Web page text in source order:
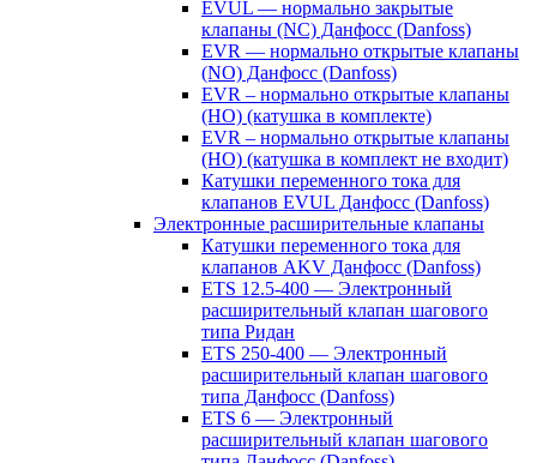
EVUL — нормально закрытые
клапаны (NC) Данфосс (Danfoss)
EVR — нормально открытые клапаны
(NO) Данфосс (Danfoss)
EVR – нормально открытые клапаны
(НО) (катушка в комплекте)
EVR – нормально открытые клапаны
(НО) (катушка в комплект не входит)
Катушки переменного тока для
клапанов EVUL Данфосс (Danfoss)
Электронные расширительные клапаны
Катушки переменного тока для
клапанов AKV Данфосс (Danfoss)
ETS 12.5-400 — Электронный
расширительный клапан шагового
типа Ридан
ETS 250-400 — Электронный
расширительный клапан шагового
типа Данфосс (Danfoss)
ETS 6 — Электронный
расширительный клапан шагового